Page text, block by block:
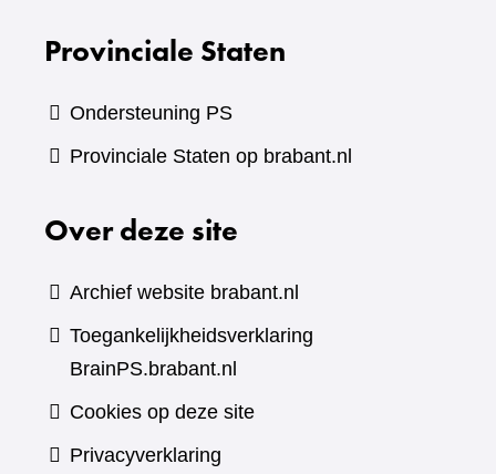
Provinciale Staten
Ondersteuning PS
Provinciale Staten op brabant.nl
Over deze site
Archief website brabant.nl
Toegankelijkheidsverklaring
BrainPS.brabant.nl
Cookies op deze site
Privacyverklaring